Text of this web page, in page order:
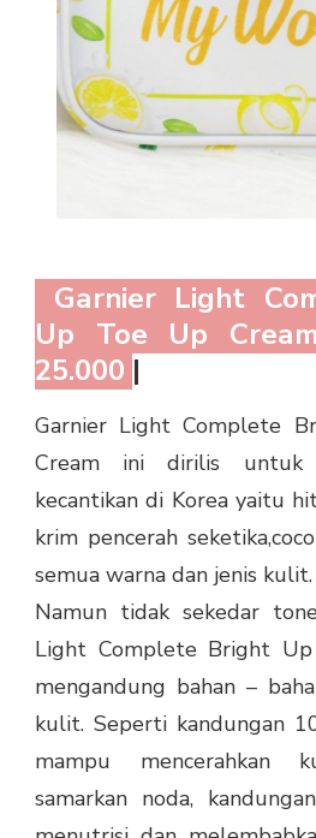
Garnier Light
Up Toe Up
25.000 |
Garnier Light Complete
Cream ini dirilis untuk
kecantikan di Korea yaitu
krim pencerah
semua warna dan jenis kulit.
Namun tidak sekedar
Light Complete Bright
mengandung bahan –
kulit. Seperti kandungan
mampu mencerahkan
samarkan noda,